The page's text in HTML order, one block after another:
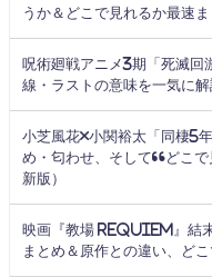
うか＆どこで見れるか最速
呪術廻戦アニメ3期「死滅回
線・ラストの意味を一気に
小芝風花×小関裕太「同棲5
め・匂わせ、そして“どこ
新版）
映画『教場 Requiem』
まとめ＆原作との違い、どこ